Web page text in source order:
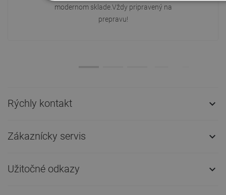
modernom sklade.Vždy pripravený na
prepravu!
Rýchly kontakt 
Zákaznícky servis 
Užitočné odkazy 